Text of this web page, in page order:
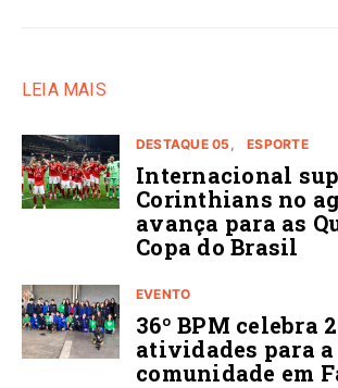
LEIA MAIS
DESTAQUE 05 ESPORTE
Internacional
Corinthians no
avança para as
Copa do Brasil
EVENTO
36º BPM celebra
atividades para a
comunidade em